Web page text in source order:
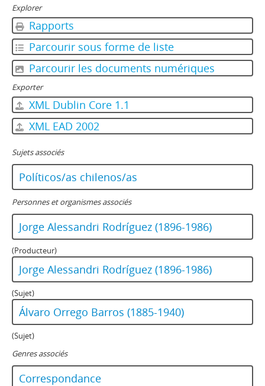
GIF - Gonzalo Izquierdo Fernández
SOJR - Sergio Onofre Jarpa Reyes
RKV - Roberto Tomás Kelly Vásquez
RVA - Rafael Valdivieso Ariztía
AMP - Alfonso Marquéz de la Plata Yrarrázaval
Explorer
Rapports
Parcourir sous forme de liste
Parcourir les documents numériques
Exporter
XML Dublin Core 1.1
XML EAD 2002
Sujets associés
Políticos/as chilenos/as
Personnes et organismes associés
Jorge Alessandri Rodríguez (1896-1986)
(Producteur)
Jorge Alessandri Rodríguez (1896-1986)
(Sujet)
Álvaro Orrego Barros (1885-1940)
(Sujet)
Genres associés
Correspondance